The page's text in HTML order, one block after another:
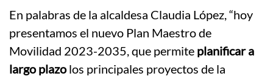
En palabras de la alcaldesa Claudia López, “hoy
presentamos el nuevo Plan Maestro de
Movilidad 2023-2035, que permite planificar a
largo plazolos principales proyectos de la